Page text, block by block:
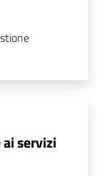
servizi